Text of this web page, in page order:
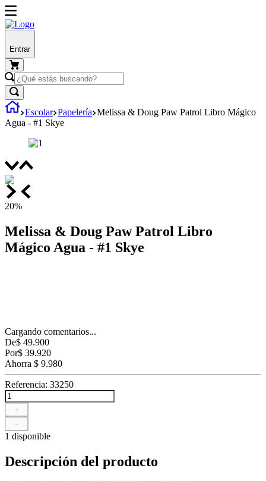
Entrar
Escolar Papelería Melissa & Doug Paw Patrol Libro Mágico
Agua - #1 Skye
20%
Melissa & Doug Paw Patrol Libro
Mágico Agua - #1 Skye
Cargando comentarios...
De$ 49.900
Por$ 39.920
Ahorra $ 9.980
Referencia: 33250
＋
－
1 disponible
Descripción del producto